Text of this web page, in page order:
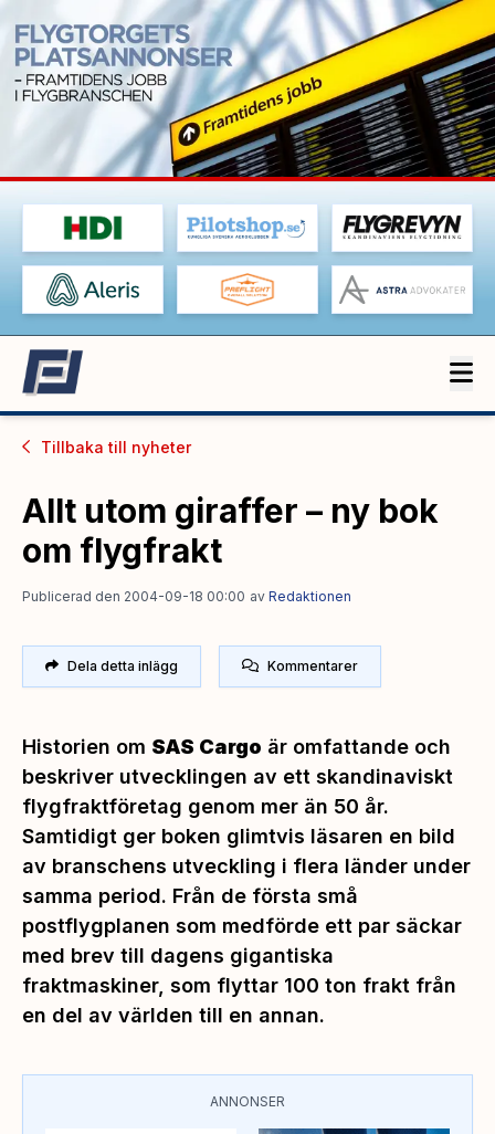
Tillbaka till nyheter
Allt utom giraffer – ny bok
om flygfrakt
Publicerad den 2004-09-18 00:00 av Redaktionen
Dela detta inlägg Kommentarer
Historien om SAS Cargo är omfattande och
beskriver utvecklingen av ett skandinaviskt
flygfraktföretag genom mer än 50 år.
Samtidigt ger boken glimtvis läsaren en bild
av branschens utveckling i flera länder under
samma period. Från de första små
postflygplanen som medförde ett par säckar
med brev till dagens gigantiska
fraktmaskiner, som flyttar 100 ton frakt från
en del av världen till en annan.
ANNONSER